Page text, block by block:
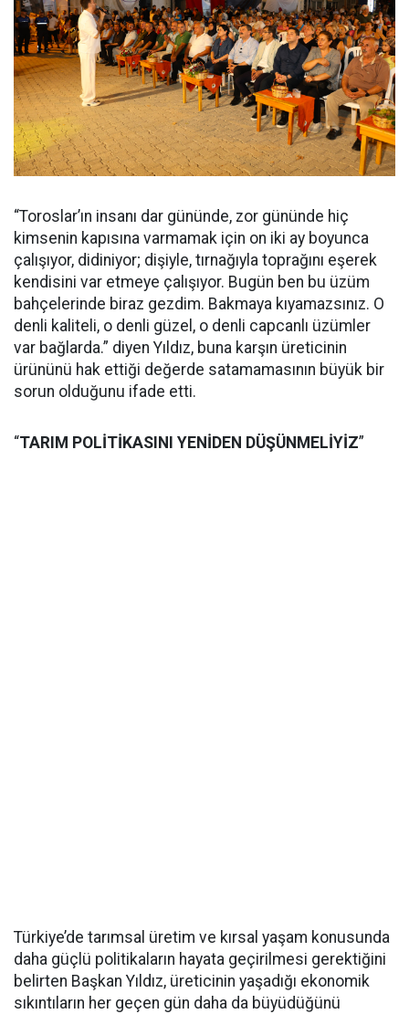
“Toroslar’ın insanı dar gününde, zor gününde hiç
kimsenin kapısına varmamak için on iki ay boyunca
çalışıyor, didiniyor; dişiyle, tırnağıyla toprağını eşerek
kendisini var etmeye çalışıyor. Bugün ben bu üzüm
bahçelerinde biraz gezdim. Bakmaya kıyamazsınız. O
denli kaliteli, o denli güzel, o denli capcanlı üzümler
var bağlarda.” diyen Yıldız, buna karşın üreticinin
ürününü hak ettiği değerde satamamasının büyük bir
sorun olduğunu ifade etti.
“TARIM POLİTİKASINI YENİDEN DÜŞÜNMELİYİZ”
Türkiye’de tarımsal üretim ve kırsal yaşam konusunda
daha güçlü politikaların hayata geçirilmesi gerektiğini
belirten Başkan Yıldız, üreticinin yaşadığı ekonomik
sıkıntıların her geçen gün daha da büyüdüğünü